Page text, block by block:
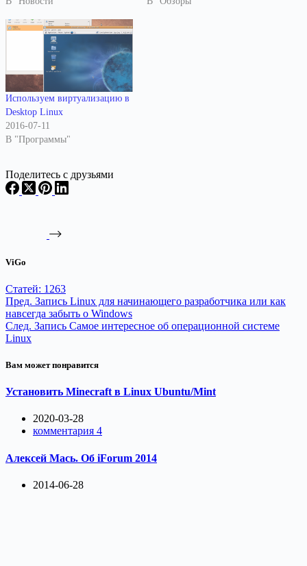
Используем виртуализацию в
Desktop Linux
2016-07-11
В "Программы"
Поделитесь с друзьями
ViGo
Статей: 1263
Пред. Запись Linux для начинающего разработчика или как
навсегда забыть о Windows
След. Запись Самое интересное об операционной системе
Linux
Вам может понравится
Установить Minecraft в Linux Ubuntu/Mint
2020-03-28
комментария 4
Алексей Мась. Об iForum 2014
2014-06-28